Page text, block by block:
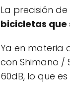
La precisión
bicicletas que
Ya en materia
con Shimano /
60dB, lo que